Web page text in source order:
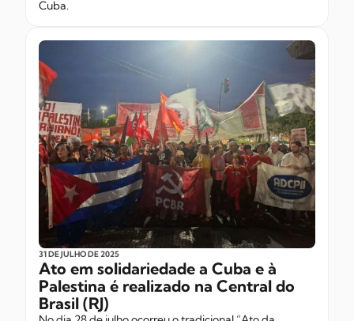
Cuba.
31 DE JULHODE 2025
Ato em solidariedade a Cuba e à
Palestina é realizado na Central do
Brasil (RJ)